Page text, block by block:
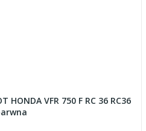
VFR 750 F RC 36 RC36